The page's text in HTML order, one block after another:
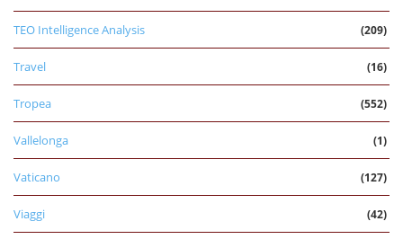
TEO Intelligence Analysis (209)
Travel (16)
Tropea (552)
Vallelonga (1)
Vaticano (127)
Viaggi (42)